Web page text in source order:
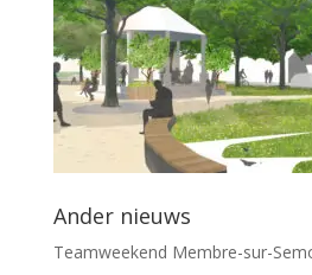
Ander nieuws
Teamweekend Membre-sur-